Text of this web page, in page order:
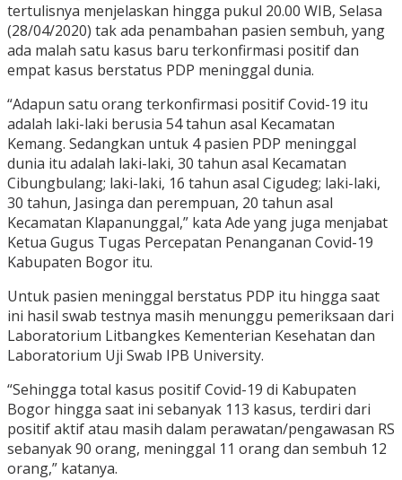
tertulisnya menjelaskan hingga pukul 20.00 WIB, Selasa
(28/04/2020) tak ada penambahan pasien sembuh, yang
ada malah satu kasus baru terkonfirmasi positif dan
empat kasus berstatus PDP meninggal dunia.
“Adapun satu orang terkonfirmasi positif Covid-19 itu
adalah laki-laki berusia 54 tahun asal Kecamatan
Kemang. Sedangkan untuk 4 pasien PDP meninggal
dunia itu adalah laki-laki, 30 tahun asal Kecamatan
Cibungbulang; laki-laki, 16 tahun asal Cigudeg; laki-laki,
30 tahun, Jasinga dan perempuan, 20 tahun asal
Kecamatan Klapanunggal,” kata Ade yang juga menjabat
Ketua Gugus Tugas Percepatan Penanganan Covid-19
Kabupaten Bogor itu.
Untuk pasien meninggal berstatus PDP itu hingga saat
ini hasil swab testnya masih menunggu pemeriksaan dari
Laboratorium Litbangkes Kementerian Kesehatan dan
Laboratorium Uji Swab IPB University.
“Sehingga total kasus positif Covid-19 di Kabupaten
Bogor hingga saat ini sebanyak 113 kasus, terdiri dari
positif aktif atau masih dalam perawatan/pengawasan RS
sebanyak 90 orang, meninggal 11 orang dan sembuh 12
orang,” katanya.